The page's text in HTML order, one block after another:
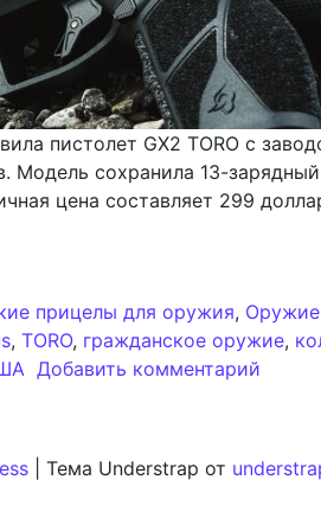
пистолет GX2 TORO с
Модель сохранила 13-
цена составляет 299
прицелы для оружия,
, TORO, гражданское оружие,
Добавить комментарий
Тема Understrap от